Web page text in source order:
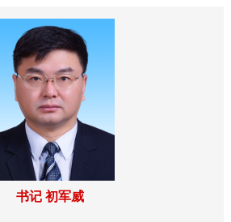
书记 初军威